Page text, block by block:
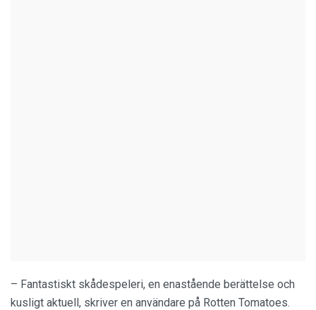
– Fantastiskt skådespeleri, en enastående berättelse och
kusligt aktuell, skriver en användare på Rotten Tomatoes.